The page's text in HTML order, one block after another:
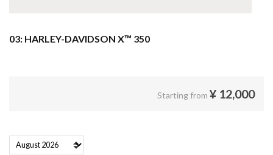
03: HARLEY-DAVIDSON X™ 350
Starting from ¥ 12,000